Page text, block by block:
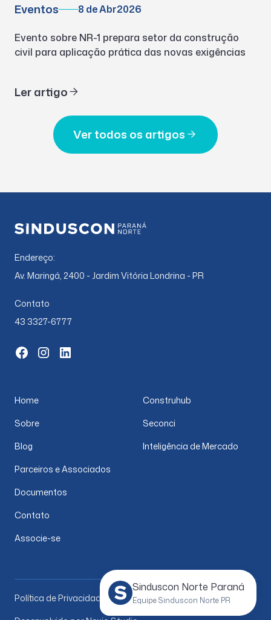
Sinduscon Norte Paraná
Equipe Sinduscon Norte PR
Eventos 8 de Abr2026
Evento sobre NR-1 prepara setor da construção
civil para aplicação prática das novas exigências
Ler artigo
Ver todos os artigos
Endereço:
Av. Maringá, 2400 - Jardim Vitória Londrina - PR
Contato
43 3327-6777
Home
Sobre
Blog
Parceiros e Associados
Documentos
Contato
Associe-se
Construhub
Seconci
Inteligência de Mercado
Política de Privacidade